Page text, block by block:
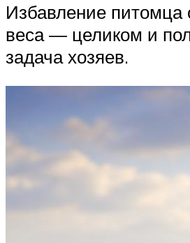
Избавление питомца
веса — целиком и
задача хозяев.